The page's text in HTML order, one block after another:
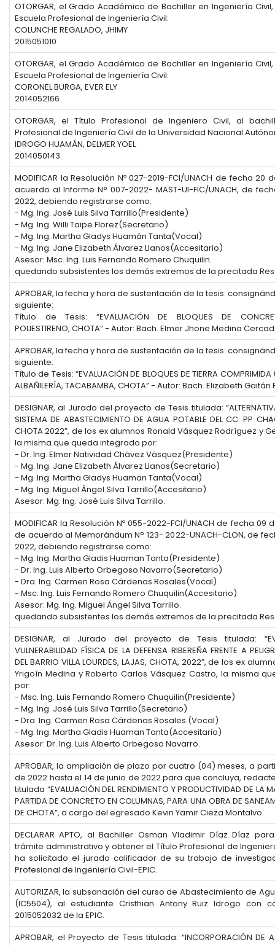
OTORGAR, el Grado Académico de Bachiller en Ingeniería
Escuela Profesional de Ingeniería Civil:
COLUNCHE REGALADO, JHIMY
2015051010
OTORGAR, el Grado Académico de Bachiller en Ingeniería
Escuela Profesional de Ingeniería Civil:
CORONEL BURGA, EVER ELY
2014052166
OTORGAR, el Título Profesional de Ingeniero Civil, al
Profesional de Ingeniería Civil de la Universidad Nacional
IDROGO HUAMÁN, DELMER YOEL
2014050143
MODIFICAR la Resolución Nº 027-2019-FCI/UNACH de fecha 20
acuerdo al Informe N° 007-2022- MAST-UI-FIC/UNACH, de
2022, debiendo registrarse como:
- Mg. Ing. José Luis Silva Tarrillo(Presidente)
- Mg. Ing. Willi Taipe Florez(Secretario)
- Mg. Ing. Martha Gladys Huamán Tanta(Vocal)
- Mg. Ing. Jane Elizabeth Álvarez Llanos(Accesitario)
Asesor: Msc. Ing. Luis Fernando Romero Chuquilin.
quedando subsistentes los demás extremos de la precitada
APROBAR, la fecha y hora de sustentación de la tesis:
siguiente:
Título de Tesis: “EVALUACIÓN DE BLOQUES DE
POLIESTIRENO, CHOTA” - Autor: Bach. Elmer Jhone Medina
APROBAR, la fecha y hora de sustentación de la tesis:
siguiente:
Título de Tesis: “EVALUACIÓN DE BLOQUES DE TIERRA COMPRIMIDA
ALBAÑILERÍA, TACABAMBA, CHOTA” - Autor: Bach. Elizabeth
DESIGNAR, al Jurado del proyecto de Tesis titulada:
SISTEMA DE ABASTECIMIENTO DE AGUA POTABLE DEL CC. PP
CHOTA 2022”, de los ex alumnos Ronald Vásquez Rodríguez y
la misma que queda integrado por:
- Dr. Ing. Elmer Natividad Chávez Vásquez(Presidente)
- Mg. Ing. Jane Elizabeth Álvarez Llanos(Secretario)
- Mg. Ing. Martha Gladys Huaman Tanta(Vocal)
- Mg. Ing. Miguel Ángel Silva Tarrillo(Accesitario)
Asesor: Mg. Ing. José Luis Silva Tarrillo.
MODIFICAR la Resolución Nº 055-2022-FCI/UNACH de fecha
de acuerdo al Memorándum N° 123- 2022-UNACH-CLON, de
2022, debiendo registrarse como:
- Mg. Ing. Martha Gladis Huaman Tanta(Presidente)
- Dr. Ing. Luis Alberto Orbegoso Navarro(Secretario)
- Dra. Ing. Carmen Rosa Cárdenas Rosales(Vocal)
- Msc. Ing. Luis Fernando Romero Chuquilin(Accesitario)
Asesor: Mg. Ing. Miguel Ángel Silva Tarrillo.
quedando subsistentes los demás extremos de la precitada
DESIGNAR, al Jurado del proyecto de Tesis titulada:
VULNERABILIDAD FÍSICA DE LA DEFENSA RIBEREÑA FRENTE A
DEL BARRIO VILLA LOURDES, LAJAS, CHOTA, 2022”, de los ex
Yrigoín Medina y Roberto Carlos Vásquez Castro, la misma
por:
- Msc. Ing. Luis Fernando Romero Chuquilin(Presidente)
- Mg. Ing. José Luis Silva Tarrillo(Secretario)
- Dra. Ing. Carmen Rosa Cárdenas Rosales.(Vocal)
- Mg. Ing. Martha Gladis Huaman Tanta(Accesitario)
Asesor: Dr. Ing. Luis Alberto Orbegoso Navarro.
APROBAR, la ampliación de plazo por cuatro (04) meses, a
de 2022 hasta el 14 de junio de 2022 para que concluya,
titulada “EVALUACIÓN DEL RENDIMIENTO Y PRODUCTIVIDAD DE LA
PARTIDA DE CONCRETO EN COLUMNAS, PARA UNA OBRA DE
DE CHOTA”, a cargo del egresado Kevin Yamir Cieza Montalvo.
DECLARAR APTO, al Bachiller Osman Vladimir Díaz Díaz
trámite administrativo y obtener el Título Profesional de
ha solicitado el jurado calificador de su trabajo de
Profesional de Ingeniería Civil-EPIC.
AUTORIZAR, la subsanación del curso de Abastecimiento de
(IC5504), al estudiante Cristhian Antony Ruiz Idrogo con
2015052032 de la EPIC.
APROBAR, el Proyecto de Tesis titulada: “INCORPORACIÓN DE